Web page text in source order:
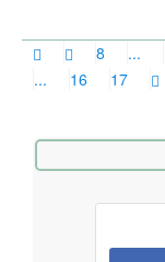
8 ...
...
16 17